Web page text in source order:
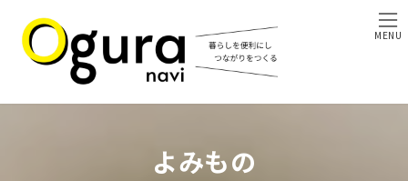
へ
ョ
よみもの
MENU